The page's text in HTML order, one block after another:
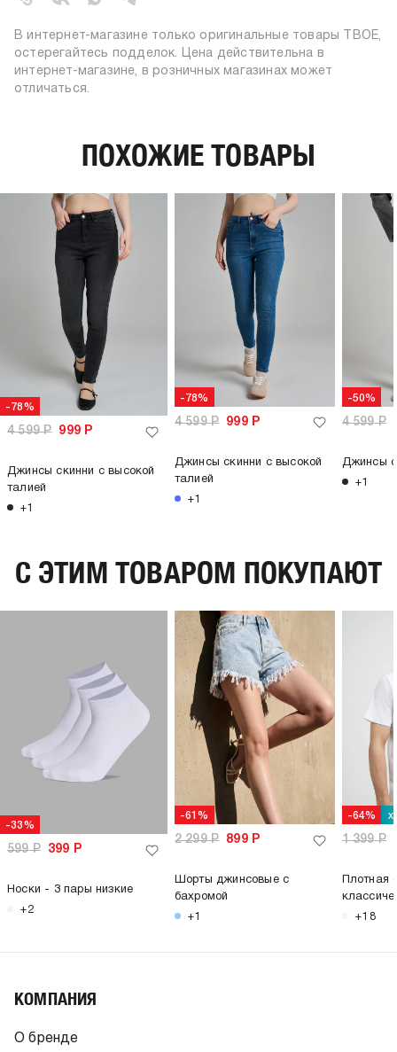
цвет:
состав:
98% хлопок; 2% эластан
силуэт:
приталенный
тип посадки:
высокая
стандартная
тип карманов:
прорезные, накладные
барабанная сушка запрещена
сухая чистка запрещена
В интернет-магазине только оригинальные товары ТВОЕ,
остерегайтесь подделок. Цена действительна в
интернет-магазине, в розничных магазинах может
отличаться.
ПОХОЖИЕ ТОВАРЫ
-78%
4 599Р 999 Р
Джинсы скинни с высокой
талией
+1
-78%
4 599Р 999Р
Джинсы скинни с высокой
талией
+1
-50%
4 599Р
Джинсы
+1
C ЭТИМ ТОВАРОМ ПОКУПАЮТ
-33%
599Р 399 Р
Носки - 3 пары низкие
+2
-61%
2 299Р 899Р
Шорты джинсовые с
бахромой
+1
-64%
1 399Р
Плотная
+18
КОМПАНИЯ
О бренде